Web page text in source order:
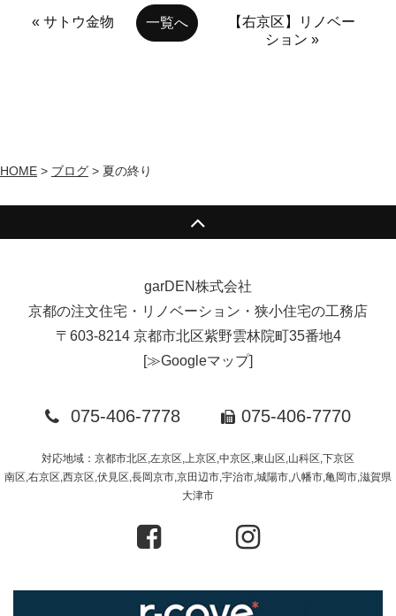
« サトウ金物 一覧へ
【右京区】リノベー
ション »
HOME > ブログ > 夏の終り
garDEN株式会社
京都の注文住宅・リノベーション・狭小住宅の工務店
〒603-8214 京都市北区紫野雲林院町35番地4
[≫Googleマップ]
075-406-7778 075-406-7770
対応地域：京都市北区,左京区,上京区,中京区,東山区,山科区,下京区
南区,右京区,西京区,伏見区,長岡京市,京田辺市,宇治市,城陽市,八幡市,亀岡市,滋賀県
大津市